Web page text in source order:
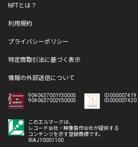
NFTとは？
利用規約
プライバシーポリシー
特定商取引法に基づく表示
情報の外部送信について
9040637001Y30005
9040637002Y30005
ID000007419
ID000007420
このエルマークは、
レコード会社・映像製作会社が提供する
コンテンツを示す登録商標です。
RIAJ10001100